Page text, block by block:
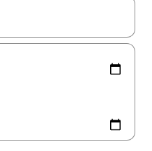
ಡೌನ್ ಬಾಣದ ಕೀಲಿಗಳೊಂದಿಗೆ